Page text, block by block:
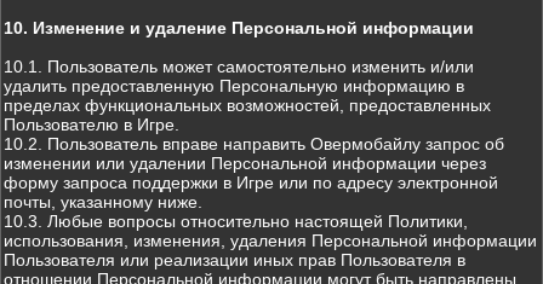
10. Изменение и удаление Персональной информации
10.1. Пользователь может самостоятельно изменить и/или
удалить предоставленную Персональную информацию в
пределах функциональных возможностей, предоставленных
Пользователю в Игре.
10.2. Пользователь вправе направить Овермобайлу запрос об
изменении или удалении Персональной информации через
форму запроса поддержки в Игре или по адресу электронной
почты, указанному ниже.
10.3. Любые вопросы относительно настоящей Политики,
использования, изменения, удаления Персональной информации
Пользователя или реализации иных прав Пользователя в
отношении Персональной информации могут быть направлены